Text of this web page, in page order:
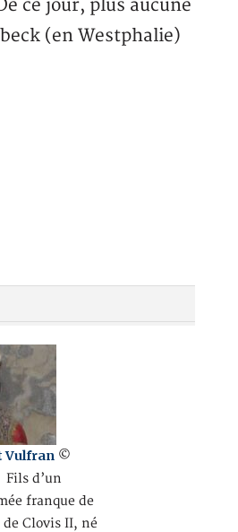
ce jour, plus aucune
(en Westphalie)
Vulfran©
d’un
franque de
Clovis II, né